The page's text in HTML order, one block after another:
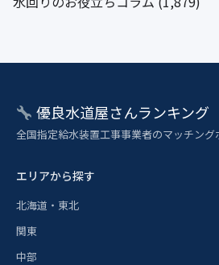
優良水道屋さんランキング
全国指定給水装置工事事業者のマッチング
エリアから探す
北海道・東北
関東
中部